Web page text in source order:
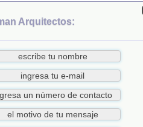
Arquitectos: